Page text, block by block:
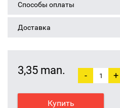
Способы оплаты
Доставка
3,35 man. - +
Купить